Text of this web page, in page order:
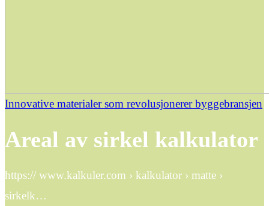
Innovative materialer som revolusjonerer byggebransjen
Areal av sirkel kalkulator
https:// www.kalkuler.com › kalkulator › matte ›
sirkelk…